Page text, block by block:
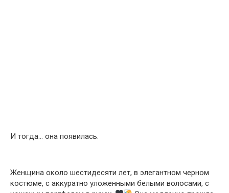
И тогда… она появилась.
Женщина около шестидесяти лет, в элегантном черном
костюме, с аккуратно уложенными белыми волосами, с